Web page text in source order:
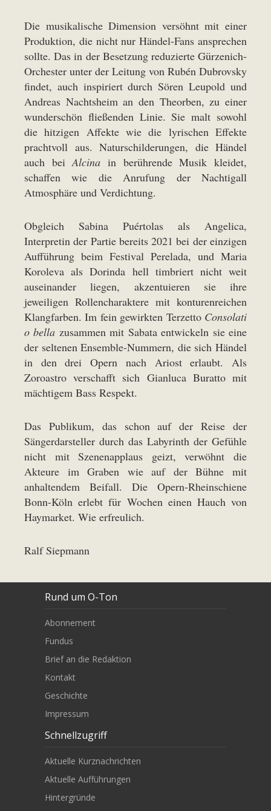
Die musikalische Dimension versöhnt mit einer
Produktion, die nicht nur Händel-Fans ansprechen
sollte. Das in der Besetzung reduzierte Gürzenich-
Orchester unter der Leitung von Rubén Dubrovsky
findet, auch inspiriert durch Sören Leupold und
Andreas Nachtsheim an den Theorben, zu einer
wunderschön fließenden Linie. Sie malt sowohl
die hitzigen Affekte wie die lyrischen Effekte
prachtvoll aus. Naturschilderungen, die Händel
auch beiAlcina in berührende Musik kleidet,
schaffen wie die Anrufung der Nachtigall
Atmosphäre und Verdichtung.
Obgleich Sabina Puértolas als Angelica,
Interpretin der Partie bereits 2021 bei der einzigen
Aufführung beim Festival Perelada, und Maria
Koroleva als Dorinda hell timbriert nicht weit
auseinander liegen, akzentuieren sie ihre
jeweiligen Rollencharaktere mit konturenreichen
Klangfarben. Im fein gewirkten Terzetto Consolati
o bella zusammen mit Sabata entwickeln sie eine
der seltenen Ensemble-Nummern, die sich Händel
in den drei Opern nach Ariost erlaubt. Als
Zoroastro verschafft sich Gianluca Buratto mit
mächtigem Bass Respekt.
Das Publikum, das schon auf der Reise der
Sängerdarsteller durch das Labyrinth der Gefühle
nicht mit Szenenapplaus geizt, verwöhnt die
Akteure im Graben wie auf der Bühne mit
anhaltendem Beifall. Die Opern-Rheinschiene
Bonn-Köln erlebt für Wochen einen Hauch von
Haymarket. Wie erfreulich.
Ralf Siepmann
Rund um O-Ton
Abonnement
Fundus
Brief an die Redaktion
Kontakt
Geschichte
Impressum
Schnellzugriff
Aktuelle Kurznachrichten
Aktuelle Aufführungen
Hintergründe